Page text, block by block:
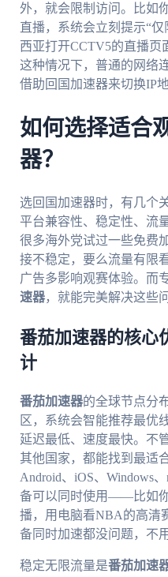
外，就会限制访问。比如
直播，系统会立刻提示“
西亚打开CCTV5的直播页
这种情况下，普通的网络
借助回国加速器来切换IP
如何选择适合
器？
选回国加速器时，有几个
平台兼容性、稳定性、流
很多海外党试过一些免费
接不稳定，要么流量有限
广告多影响观赛体验。而
速器，就能完美解决这些问
番茄加速器的核心
计
番茄加速器的全球节点分
区，系统会智能推荐最优
延迟最低、速度最快。不
其他国家，都能找到最适
Android、iOS、Windows
备可以同时使用——比如
播，用电脑看NBA的高清
备同时加速都没问题，不
稳定无限流量是番茄加速